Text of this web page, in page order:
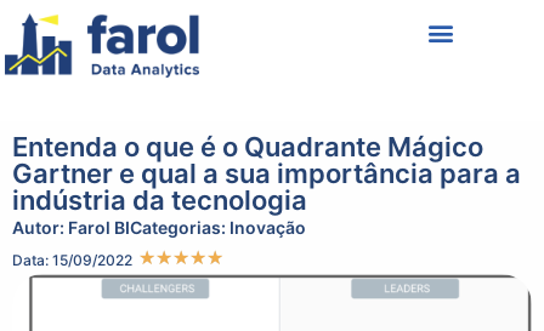
Entenda o que é o Quadrante Mágico
Gartner e qual a sua importância para a
indústria da tecnologia
Autor: Farol BICategorias: Inovação
Data: 15/09/2022 ★★★★★